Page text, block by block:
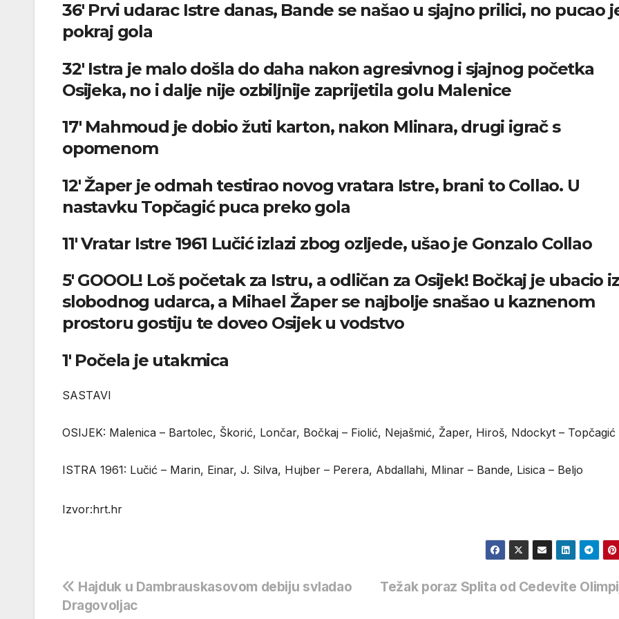
36′ Prvi udarac Istre danas, Bande se našao u sjajno prilici, no pucao
pokraj gola
32′ Istra je malo došla do daha nakon agresivnog i sjajnog početka
Osijeka, no i dalje nije ozbiljnije zaprijetila golu Malenice
17′ Mahmoud je dobio žuti karton, nakon Mlinara, drugi igrač s
opomenom
12′ Žaper je odmah testirao novog vratara Istre, brani to Collao. U
nastavku Topčagić puca preko gola
11′ Vratar Istre 1961 Lučić izlazi zbog ozljede, ušao je Gonzalo Collao
5′ GOOOL! Loš početak za Istru, a odličan za Osijek! Bočkaj je ubacio iz
slobodnog udarca, a Mihael Žaper se najbolje snašao u kaznenom
prostoru gostiju te doveo Osijek u vodstvo
1′ Počela je utakmica
SASTAVI
OSIJEK: Malenica – Bartolec, Škorić, Lončar, Bočkaj – Fiolić, Nejašmić, Žaper, Hiroš, Ndockyt – Topčagić
ISTRA 1961: Lučić – Marin, Einar, J. Silva, Hujber – Perera, Abdallahi, Mlinar – Bande, Lisica – Beljo
Izvor:hrt.hr
Navigacija
Težak poraz Splita od Cedevite
Hajduk u Dambrauskasovom debiju svladao
Dragovoljac